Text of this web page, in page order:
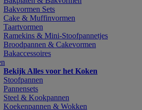
Bakvormen Sets
Cake & Muffinvormen
Taartvormen
Ramekins & Mini-Stoofpannetjes
Broodpannen & Cakevormen
Bakaccessoires
Bekijk Alles voor het Koken
Stoofpannen
Pannensets
Steel & Kookpannen
Koekenpannen & Wokken